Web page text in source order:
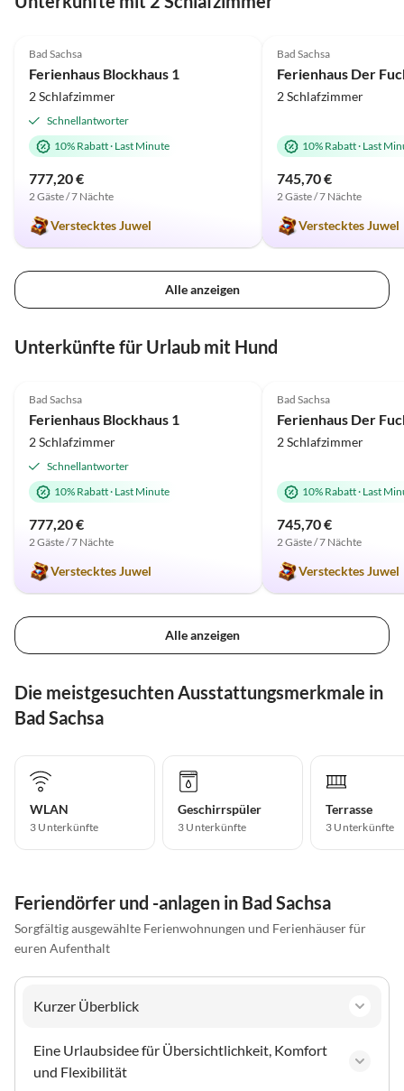
Bad Sachsa
Ferienhaus Blockhaus 1
2 Schlafzimmer
Schnellantworter
10% Rabatt· Last Minute
777,20 €
2 Gäste / 7 Nächte
Verstecktes Juwel
Bad Sachsa
2 Schlafzimmer
10% Rabatt· Last
745,70 €
2 Gäste / 7 Nächte
Verstecktes Juwel
Alle anzeigen
Unterkünfte für Urlaub mit Hund
Bad Sachsa
Ferienhaus Blockhaus 1
2 Schlafzimmer
Schnellantworter
10% Rabatt· Last Minute
777,20 €
2 Gäste / 7 Nächte
Verstecktes Juwel
Bad Sachsa
2 Schlafzimmer
10% Rabatt· Last
745,70 €
2 Gäste / 7 Nächte
Verstecktes Juwel
Alle anzeigen
Die meistgesuchten Ausstattungsmerkmale in
Bad Sachsa
WLAN
3 Unterkünfte
Geschirrspüler
3 Unterkünfte
Terrasse
3 Unterkünfte
Feriendörfer und -anlagen in Bad Sachsa
Sorgfältig ausgewählte Ferienwohnungen und Ferienhäuser für
euren Aufenthalt
Kurzer Überblick
Eine Urlaubsidee für Übersichtlichkeit, Komfort
und Flexibilität